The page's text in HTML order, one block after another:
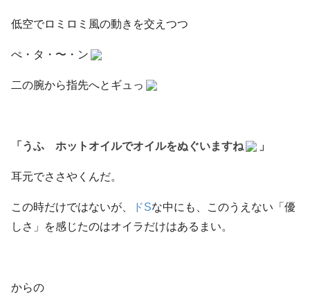
低空でロミロミ風の動きを交えつつ
ぺ・タ・〜・ン
二の腕から指先へとギュっ
「うふ ホットオイルでオイルをぬぐいますね 」
耳元でささやくんだ。
この時だけではないが、 ドSな中にも、このうえない「優
しさ」を感じたのはオイラだけはあるまい。
からの